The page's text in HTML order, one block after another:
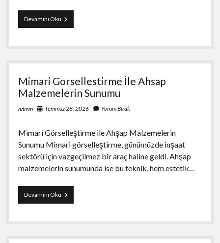
Devamını OkuMikro
İle
Fatura
Mimari Gorsellestirme İle Ahsap
Malzemelerin Sunumu
admin Temmuz 28, 2026 Yorum Bırak
Mimari Görselleştirme ile Ahşap Malzemelerin
Sunumu Mimari görselleştirme, günümüzde inşaat
sektörü için vazgeçilmez bir araç haline geldi. Ahşap
malzemelerin sunumunda ise bu teknik, hem estetik…
Devamını OkuMimari
Gorsellestirme
Ahsap
Sunumu